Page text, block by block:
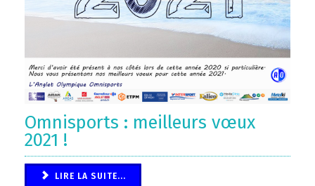
Omnisports : meilleurs vœux
2021 !
LIRE LA SUITE...